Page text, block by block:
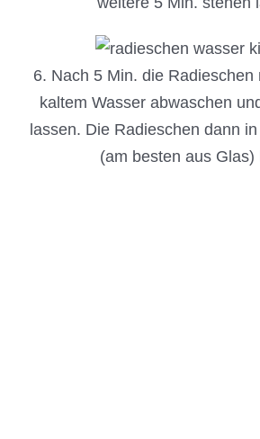
6. Nach 5 Min. die Radieschen
kaltem Wasser abwaschen
lassen. Die Radieschen dann
(am besten aus Glas)